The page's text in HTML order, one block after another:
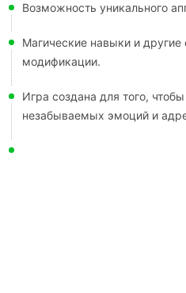
Возможность уникального
Магические навыки и другие
модификации.
Игра создана для того,
незабываемых эмоций и